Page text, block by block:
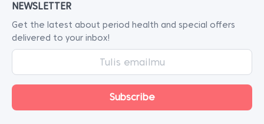
NEWSLETTER
Get the latest about period health and special offers
delivered to your inbox!